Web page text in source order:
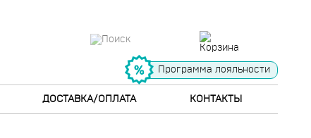
Программа лояльности
ДОСТАВКА/ОПЛАТА КОНТАКТЫ